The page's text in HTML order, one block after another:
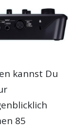
kannst Du
85